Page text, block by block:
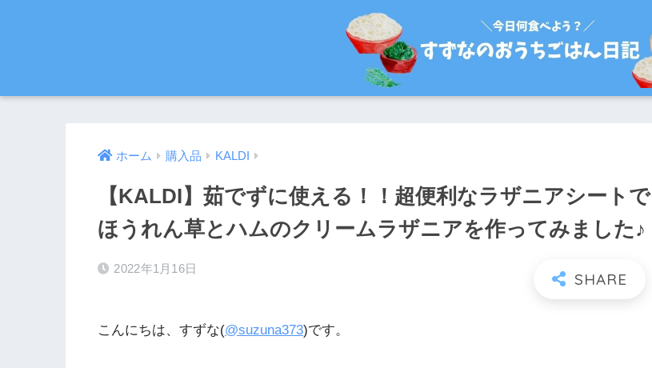
ホーム 購入品 KALDI
【KALDI】茹でずに使える！！超便利なラザニアシートで
ほうれん草とハムのクリームラザニアを作ってみました♪
2022年1月16日
こんにちは、すずな(@suzuna373)です。